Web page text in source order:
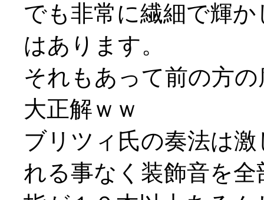
でも非常に繊細で輝
はあります。
それもあって前の方
大正解ｗｗ
ブリツィ氏の奏法は
れる事なく装飾音を